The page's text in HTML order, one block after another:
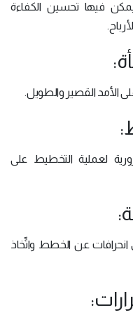
يمكن فيها تحسين الكفاءة
الأمد القصير والطويل.
لعملية التخطيط على
انحرافات عن الخطط واتِّخاذ